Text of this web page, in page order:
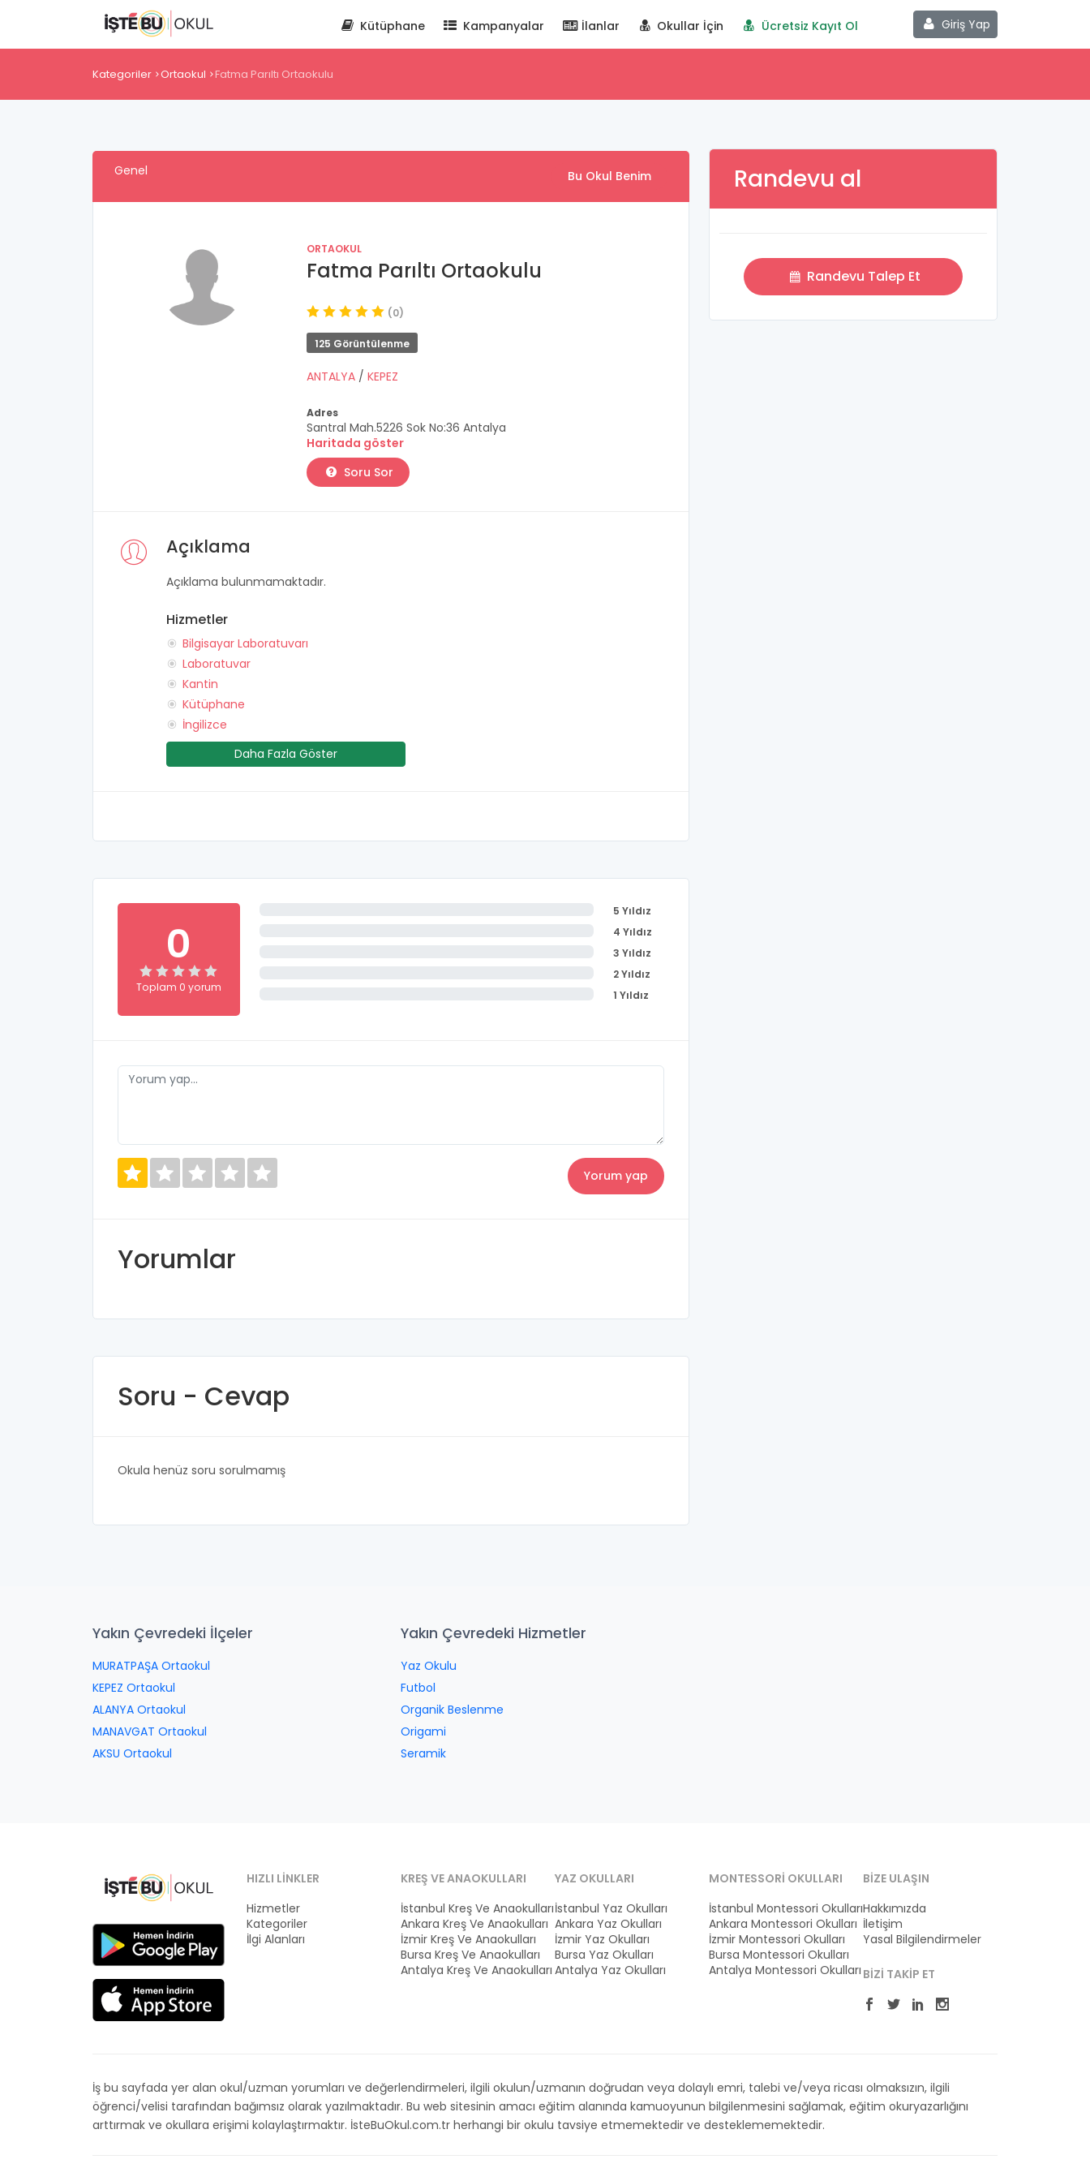
Giriş Yap
Kütüphane Kampanyalar İlanlar Okullar İçin Ücretsiz Kayıt Ol
Kategoriler Ortaokul Fatma Parıltı Ortaokulu
Genel Bu Okul Benim
ORTAOKUL
Fatma Parıltı Ortaokulu
(0)
125 Görüntülenme
ANTALYA / KEPEZ
Adres
Santral Mah.5226 Sok No:36 Antalya
Haritada göster
Soru Sor
Açıklama
Açıklama bulunmamaktadır.
Hizmetler
Bilgisayar Laboratuvarı
Laboratuvar
Kantin
Kütüphane
İngilizce
Daha Fazla Göster
0
Toplam 0 yorum
5 Yıldız
4 Yıldız
3 Yıldız
2 Yıldız
1 Yıldız
Yorumlar
Soru - Cevap
Okula henüz soru sorulmamış
Randevu al
Randevu Talep Et
Yakın Çevredeki İlçeler
MURATPAŞA Ortaokul
KEPEZ Ortaokul
ALANYA Ortaokul
MANAVGAT Ortaokul
AKSU Ortaokul
Yakın Çevredeki Hizmetler
Yaz Okulu
Futbol
Organik Beslenme
Origami
Seramik
HIZLI LINKLER
Hizmetler
Kategoriler
İlgi Alanları
KREŞ VE ANAOKULLARI
İstanbul Kreş Ve Anaokulları
Ankara Kreş Ve Anaokulları
İzmir Kreş Ve Anaokulları
Bursa Kreş Ve Anaokulları
Antalya Kreş Ve Anaokulları
YAZ OKULLARI
İstanbul Yaz Okulları
Ankara Yaz Okulları
İzmir Yaz Okulları
Bursa Yaz Okulları
Antalya Yaz Okulları
MONTESSORI OKULLARI
İstanbul Montessori Okulları
Ankara Montessori Okulları
İzmir Montessori Okulları
Bursa Montessori Okulları
Antalya Montessori Okulları
BIZE ULAŞIN
Hakkımızda
İletişim
Yasal Bilgilendirmeler
BIZI TAKIP ET
İş bu sayfada yer alan okul/uzman yorumları ve değerlendirmeleri, ilgili okulun/uzmanın doğrudan veya dolaylı emri, talebi ve/veya ricası olmaksızın, ilgili
öğrenci/velisi tarafından bağımsız olarak yazılmaktadır. Bu web sitesinin amacı eğitim alanında kamuoyunun bilgilenmesini sağlamak, eğitim okuryazarlığını
arttırmak ve okullara erişimi kolaylaştırmaktır. İsteBuOkul.com.tr herhangi bir okulu tavsiye etmemektedir ve desteklememektedir.